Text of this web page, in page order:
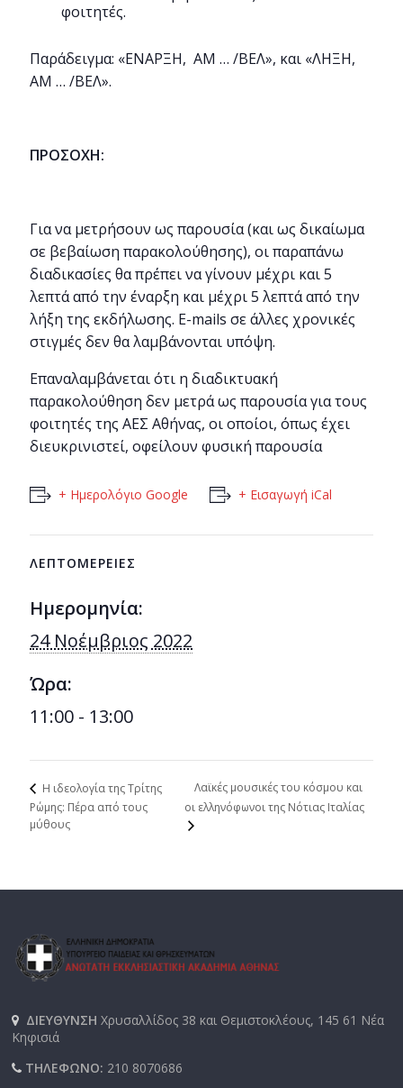
φοιτητές.
Παράδειγμα: «ΕΝΑΡΞΗ, ΑΜ … /ΒΕΛ», και «ΛΗΞΗ,
ΑΜ … /ΒΕΛ».
ΠΡΟΣΟΧΗ:
Για να μετρήσουν ως παρουσία (και ως δικαίωμα
σε βεβαίωση παρακολούθησης), οι παραπάνω
διαδικασίες θα πρέπει να γίνουν μέχρι και 5
λεπτά από την έναρξη και μέχρι 5 λεπτά από την
λήξη της εκδήλωσης. E-mails σε άλλες χρονικές
στιγμές δεν θα λαμβάνονται υπόψη.
Επαναλαμβάνεται ότι η διαδικτυακή
παρακολούθηση δεν μετρά ως παρουσία για τους
φοιτητές της ΑΕΣ Αθήνας, οι οποίοι, όπως έχει
διευκρινιστεί, οφείλουν φυσική παρουσία
+ Ημερολόγιο Google + Εισαγωγή iCal
ΛΕΠΤΟΜΈΡΕΙΕΣ
Ημερομηνία:
24 Νοέμβριος 2022
Ώρα:
11:00 - 13:00
Η ιδεολογία της Τρίτης
Ρώμης: Πέρα από τους
μύθους
Λαϊκές μουσικές του κόσμου και
οι ελληνόφωνοι της Νότιας Ιταλίας
ΔΙΕΥΘΥΝΣΗΧρυσαλλίδος 38 και Θεμιστοκλέους, 145 61 Νέα
Κηφισιά
ΤΗΛΕΦΩΝΟ: 210 8070686